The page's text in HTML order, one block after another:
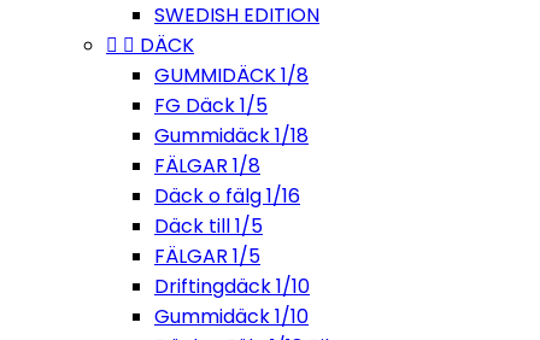
SWEDISH EDITION
  DÄCK
GUMMIDÄCK 1/8
FG Däck 1/5
Gummidäck 1/18
FÄLGAR 1/8
Däck o fälg 1/16
Däck till 1/5
FÄLGAR 1/5
Driftingdäck 1/10
Gummidäck 1/10